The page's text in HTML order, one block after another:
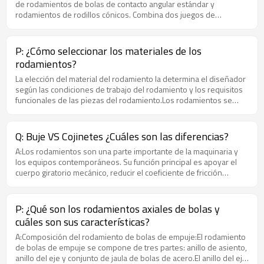
de rodamientos de bolas de contacto angular estándar y
rodamientos de rodillos cónicos. Combina dos juegos de
compacta y capacidad de carga. Los cojinetes grandes y sellados
se pueden precargar con grasa, omitir los sellos externos del
cubo de la rueda y no requieren mantenimiento. Han sido
ampliamente utilizados en automóviles y existe una tendencia a
expandir gradualmente sus aplicaciones en camiones.
P: ¿Cómo seleccionar los materiales de los
rodamientos?
La elección del material del rodamiento la determina el diseñador
según las condiciones de trabajo del rodamiento y los requisitos
funcionales de las piezas del rodamiento.Los rodamientos se
(1) Materiales de casquillos y elementos rodantes;(2) Material de
la jaula;(3) Otras partes como remaches, guardapolvo, anillo de
sellado y otros materiales.Hay muchos tipos de materiales
utilizados en las piezas anteriores y, debido a sus diferentes
propiedades físicas, químicas y mecánicas, cada uno tiene
selección del material del rodamiento está directamente
relacionada con si puede cumplir con los requisitos de
funcionamiento y uso del mecanismo, y tiene una influencia
decisiva en el rendimiento de trabajo y la vida de fatiga del
rodamiento. Generalmente, cuando el material se selecciona
correctamente, siempre que el ajuste, la instalación, la lubricación
Q: Buje VS Cojinetes ¿Cuáles son las diferencias?
A:Los rodamientos son una parte importante de la maquinaria y
los equipos contemporáneos. Su función principal es apoyar el
cuerpo giratorio mecánico, reducir el coeficiente de fricción
los rodamientos se pueden dividir en rodamientos y rodamientos
deslizantes. Entre ellos, los rodamientos se han estandarizado y
serializado, pero en comparación con los rodamientos
deslizantes, sus dimensiones radiales, vibración y ruido son
mayores y el precio es más alto.El casquillo como junta en el
campo de las aplicaciones de válvulas, el casquillo está dentro de
P: ¿Qué son los rodamientos axiales de bolas y
cuáles son sus características?
A:Composición del rodamiento de bolas de empuje:El rodamiento
de bolas de empuje se compone de tres partes: anillo de asiento,
anillo del eje y conjunto de jaula de bolas de acero.El anillo del eje